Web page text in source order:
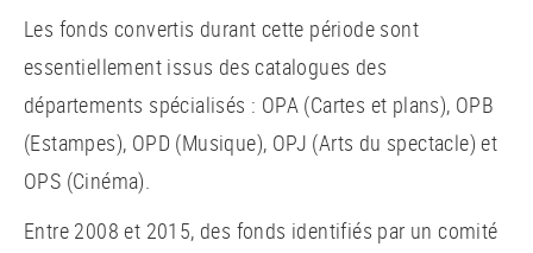
Les fonds convertis durant cette période sont
essentiellement issus des catalogues des
départements spécialisés : OPA (Cartes et plans), OPB
(Estampes), OPD (Musique), OPJ (Arts du spectacle) et
OPS (Cinéma).
Entre 2008 et 2015, des fonds identifiés par un comité